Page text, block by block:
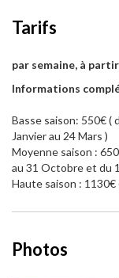
Tarifs
par semaine, à
Informations
Basse saison: 550€ (
Janvier au 24 Mars )
Moyenne saison :
au 31 Octobre et du
Haute saison : 1130€
Photos